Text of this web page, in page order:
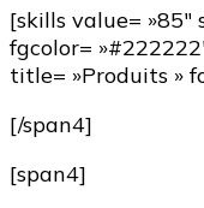
[skills value= »85″
fgcolor=
title= »Produits »
[/span4]
[span4]